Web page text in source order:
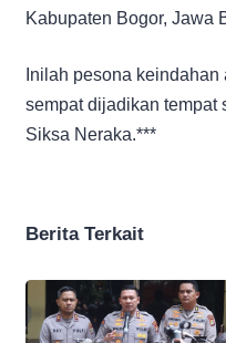
Kabupaten Bogor, Jawa
Inilah pesona
sempat dijadikan tempat
Siksa Neraka.***
Berita Terkait